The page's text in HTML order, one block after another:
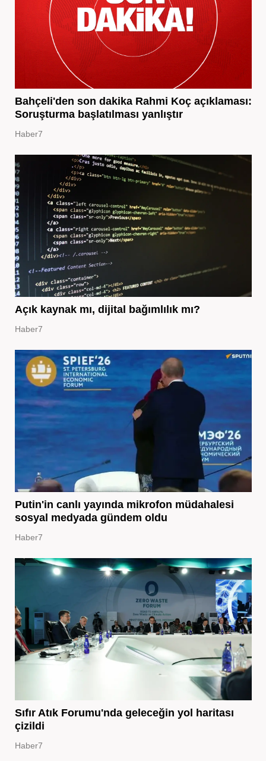
Bahçeli'den son dakika Rahmi Koç açıklaması:
Soruşturma başlatılması yanlıştır
Haber7
Açık kaynak mı, dijital bağımlılık mı?
Haber7
Putin'in canlı yayında mikrofon müdahalesi
sosyal medyada gündem oldu
Haber7
Sıfır Atık Forumu'nda geleceğin yol haritası
çizildi
Haber7